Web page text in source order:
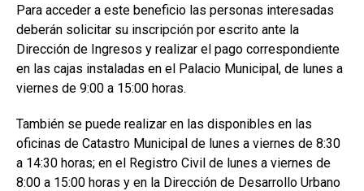
Para acceder a este beneficio las personas interesadas
deberán solicitar su inscripción por escrito ante la
Dirección de Ingresos y realizar el pago correspondiente
en las cajas instaladas en el Palacio Municipal, de lunes a
viernes de 9:00 a 15:00 horas.
También se puede realizar en las disponibles en las
oficinas de Catastro Municipal de lunes a viernes de 8:30
a 14:30 horas; en el Registro Civil de lunes a viernes de
8:00 a 15:00 horas y en la Dirección de Desarrollo Urbano